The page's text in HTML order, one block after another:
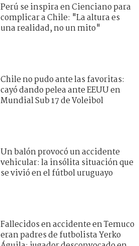
Perú se inspira en Cienciano para
complicar a Chile: "La altura es
una realidad, no un mito"
Chile no pudo ante las favoritas:
cayó dando pelea ante EEUU en
Mundial Sub 17 de Voleibol
Un balón provocó un accidente
vehicular: la insólita situación que
se vivió en el fútbol uruguayo
Fallecidos en accidente en Temuco
eran padres de futbolista Yerko